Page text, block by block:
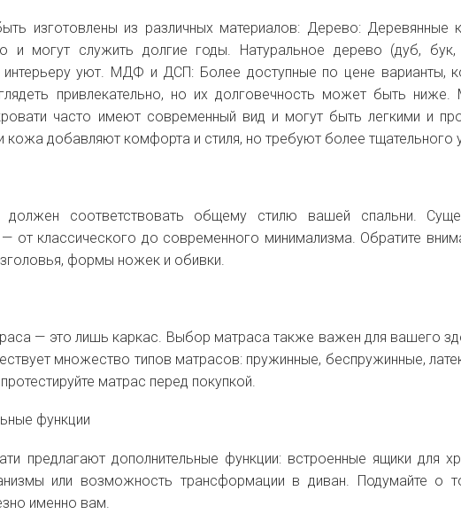
изготовлены из различных материалов: Дерево: Деревянные
и могут служить долгие годы. Натуральное дерево (дуб, бук,
уют. МДФ и ДСП: Более доступные по цене варианты,
привлекательно, но их долговечность может быть ниже.
часто имеют современный вид и могут быть легкими и
кожа добавляют комфорта и стиля, но требуют более тщательного
должен соответствовать общему стилю вашей спальни.
— от классического до современного минимализма. Обратите
формы ножек и обивки.
— это лишь каркас. Выбор матраса также важен для вашего
множество типов матрасов: пружинные, беспружинные,
матрас перед покупкой.
функции
предлагают дополнительные функции: встроенные ящики для
или возможность трансформации в диван. Подумайте о
именно вам.